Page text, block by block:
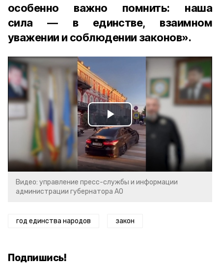
особенно важно помнить: наша
сила — в единстве, взаимном
уважении и соблюдении законов».
Play
Video
Видео: управление пресс-службы и информации
администрации губернатора АО
год единства народов закон
Подпишись!